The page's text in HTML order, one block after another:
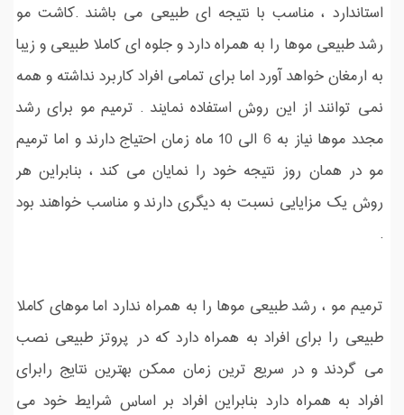
استاندارد ، مناسب با نتیجه ای طبیعی می باشند .کاشت مو
رشد طبیعی موها را به همراه دارد و جلوه ای کاملا طبیعی و زیبا
به ارمغان خواهد آورد اما برای تمامی افراد کاربرد نداشته و همه
نمی توانند از این روش استفاده نمایند . ترمیم مو برای رشد
مجدد موها نیاز به 6 الی 10 ماه زمان احتیاج دارند و اما ترمیم
مو در همان روز نتیجه خود را نمایان می کند ، بنابراین هر
روش یک مزایایی نسبت به دیگری دارند و مناسب خواهند بود
.
ترمیم مو ، رشد طبیعی موها را به همراه ندارد اما موهای کاملا
طبیعی را برای افراد به همراه دارد که در پروتز طبیعی نصب
می گردند و در سریع ترین زمان ممکن بهترین نتایج رابرای
افراد به همراه دارد بنابراین افراد بر اساس شرایط خود می